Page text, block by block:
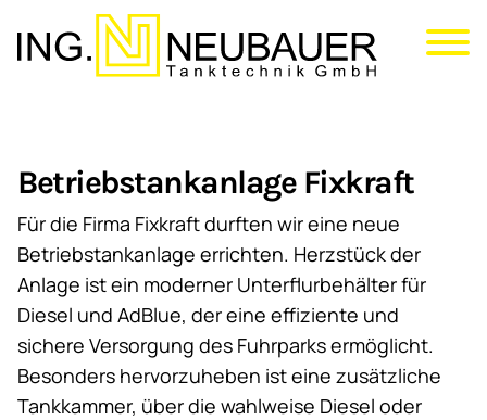
zum
Inhalt
Betriebstankanlage Fixkraft
Für die Firma Fixkraft durften wir eine neue
Betriebstankanlage errichten. Herzstück der
Anlage ist ein moderner Unterflurbehälter für
Diesel und AdBlue, der eine effiziente und
sichere Versorgung des Fuhrparks ermöglicht.
Besonders hervorzuheben ist eine zusätzliche
Tankkammer, über die wahlweise Diesel oder